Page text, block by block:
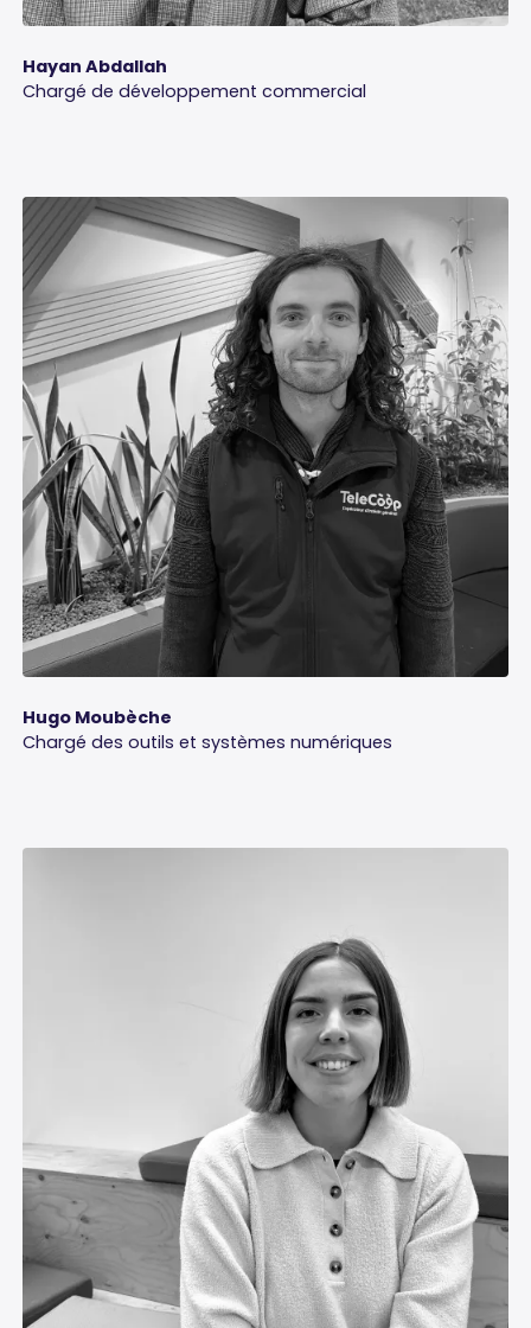
Hayan Abdallah
Chargé de développement commercial
Hugo Moubèche
Chargé des outils et systèmes numériques